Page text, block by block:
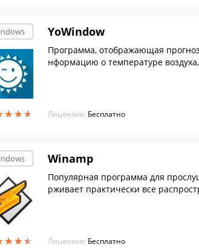
★★★
★★★
YoWindow
Программа, отображающая
нформацию о температуре
Лицензия: Бесплатно
★★★
★★★
Winamp
Популярная программа для
рживает практически все
Лицензия: Бесплатно